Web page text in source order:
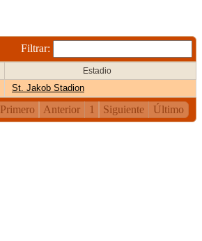
Filtrar:
Estadio
St. Jakob Stadion
Primero Anterior 1 Siguiente Último